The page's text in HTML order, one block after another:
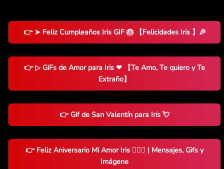
👉 ➤ Feliz Cumpleaños Iris GIF 🎂 【Felicidades Iris 】🎉
👉 ▷ GiFs de Amor para Iris ❤ 【Te Amo, Te quiero y Te
Extraño】
👉 Gif de San Valentín para Iris 💘
👉 Feliz Aniversario Mi Amor Iris 👨‍❤️‍👨 | Mensajes, Gifs y
Imágene